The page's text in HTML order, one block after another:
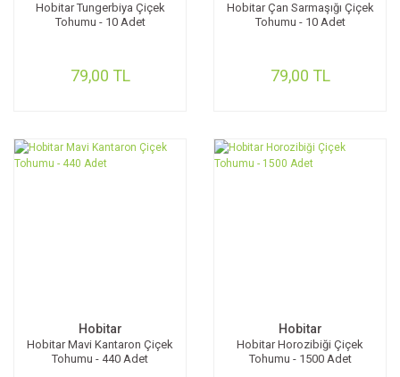
Hobitar Tungerbiya Çiçek
Tohumu - 10 Adet
79,00 TL
Hobitar Çan Sarmaşığı Çiçek
Tohumu - 10 Adet
79,00 TL
Hobitar
Hobitar Mavi Kantaron Çiçek
Tohumu - 440 Adet
Hobitar
Hobitar Horozibiği Çiçek
Tohumu - 1500 Adet